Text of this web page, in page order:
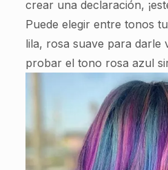
crear una declaración,
Puede elegir entre tonos
lila, rosa suave para darle
probar el tono rosa azul